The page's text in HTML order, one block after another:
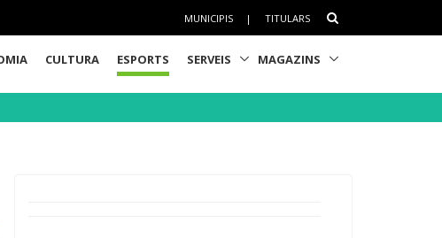
MUNICIPIS | TITULARS
CULTURA ESPORTS SERVEIS MAGAZINS